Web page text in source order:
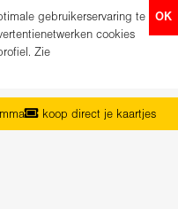
OK
gebruikerservaring te
cookies
Zie
koop direct je kaartjes
van Nederland